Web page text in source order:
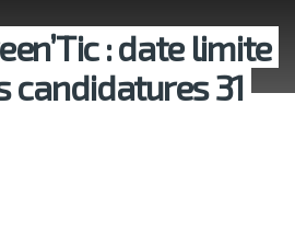
: date limite
candidatures 31